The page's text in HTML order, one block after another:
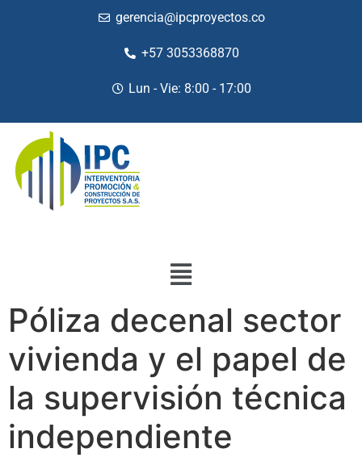
gerencia@ipcproyectos.co
+57 3053368870
Lun - Vie: 8:00 - 17:00
Póliza decenal sector
vivienda y el papel de
la supervisión técnica
independiente